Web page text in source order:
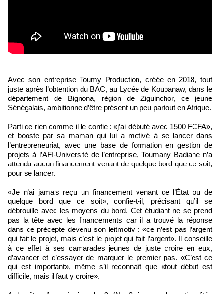
Avec son entreprise Toumy Production, créée en 2018, tout
juste après l’obtention du BAC, au Lycée de Koubanaw, dans le
département de Bignona, région de Ziguinchor, ce jeune
Sénégalais, ambitionne d’être présent un peu partout en Afrique.
Parti de rien comme il le confie : «j’ai débuté avec 1500 FCFA»,
et booste par sa maman qui lui a motivé à se lancer dans
l’entrepreneuriat, avec une base de formation en gestion de
projets à l’AFI-Université de l’entreprise, Toumany Badiane n’a
attendu aucun financement venant de quelque bord que ce soit,
pour se lancer.
«Je n’ai jamais reçu un financement venant de l’État ou de
quelque bord que ce soit», confie-t-il, précisant qu’il se
débrouille avec les moyens du bord. Cet étudiant ne se prend
pas la tête avec les financements car il a trouvé la réponse
dans ce précepte devenu son leitmotiv : «ce n’est pas l’argent
qui fait le projet, mais c’est le projet qui fait l’argent». Il conseille
à ce effet à ses camarades jeunes de juste croire en eux,
d’avancer et d’essayer de marquer le premier pas. «C’est ce
qui est important», même s’il reconnaît que «tout début est
difficile, mais il faut y croire».